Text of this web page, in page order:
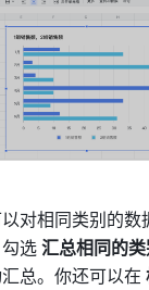
勾选 汇总相同的
总。你还可以在